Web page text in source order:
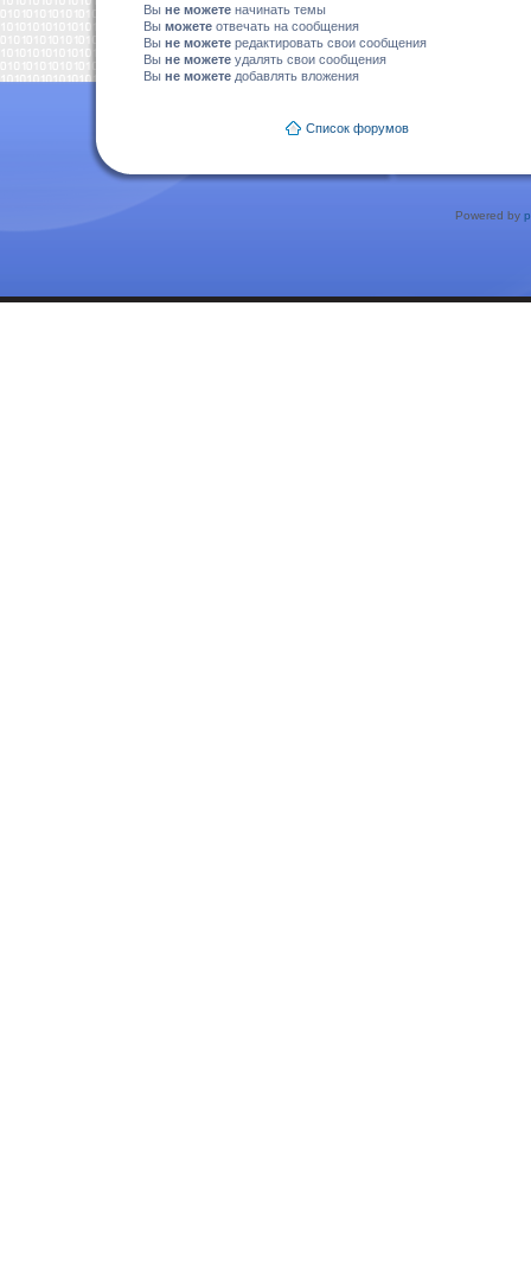
Вы не можете начинать темы
Вы можете отвечать на сообщения
Вы не можете редактировать свои сообщения
Вы не можете удалять свои сообщения
Вы не можете добавлять вложения
Список форумов
Powered by